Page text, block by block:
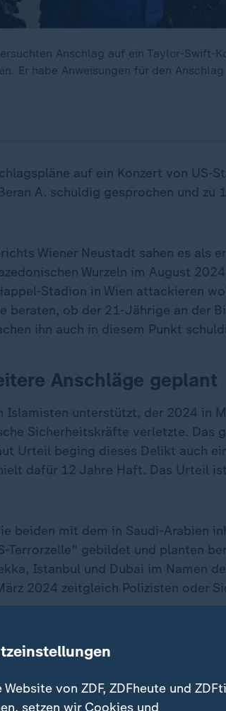
Anschlag auf ein Taylor-Swift-
Er habe Anweisungen für den
auf ein Konzert von US-
A. schuldig gesprochen und zu
Wiener Neustadt sahen es als
Wurzeln im August
Stadion in Wien attackieren
beraten, ob der 21-Jährige an der
ihn auch in diesem Punkt
Anschläge geplant
Islamisten unterstützt, der 2024 in
Sicherheitskräfte verletzte. Das
Urteil beging dieses Delikt auch
dafür 12 Jahre Haft. Das Urteil
beiden mit dem in Saudi-Arabien
Terrorzelle" gebildet und planten
Istanbul und Dubai im Namen
2024 zeitgleich Polizisten oder
von ZDF, ZDFheute und
setzen wir Cookies und